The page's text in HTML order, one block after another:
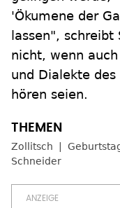
'Ökumene der
lassen", schreibt
nicht, wenn
und Dialekte des
hören seien.
Zollitsch
Schneider